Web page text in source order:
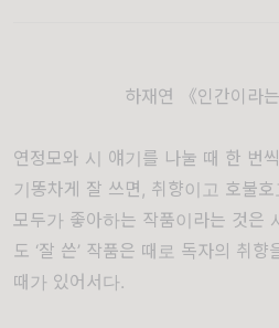
하재연 《인간이라
연정모와 시 얘기를 나눌 때 한 번
기똥차게 잘 쓰면, 취향이고 호불
모두가 좋아하는 작품이라는 것은
도 ‘잘 쓴’ 작품은 때로 독자의 취
때가 있어서다.